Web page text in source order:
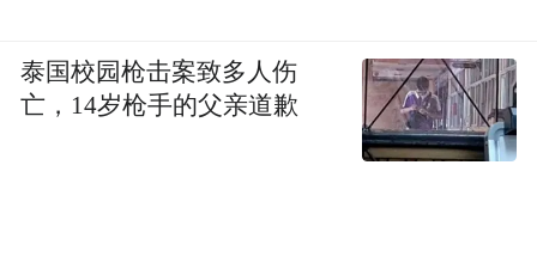
泰国校园枪击案致多人伤
亡，14岁枪手的父亲道歉